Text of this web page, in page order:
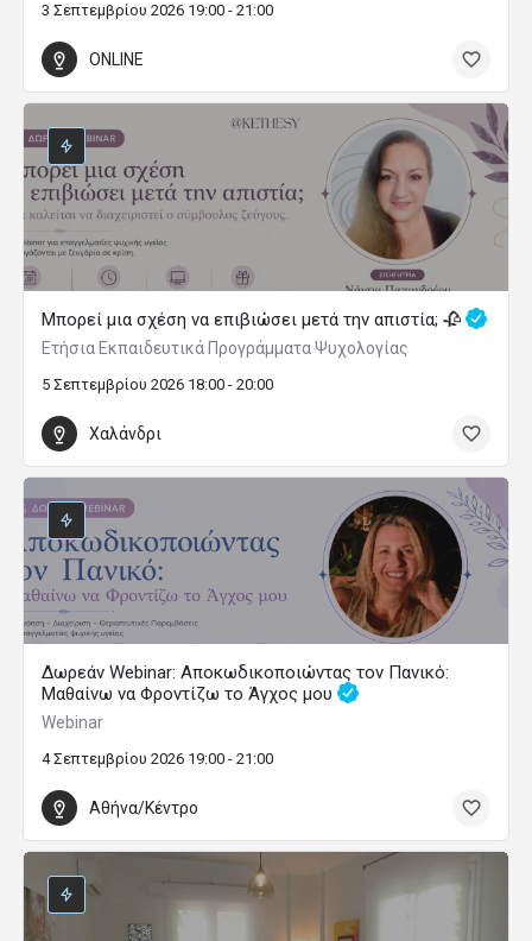
3 Σεπτεμβρίου 2026 19:00 - 21:00
ONLINE
Μπορεί μια σχέση να επιβιώσει μετά την απιστία; 🥀
Ετήσια Εκπαιδευτικά Προγράμματα Ψυχολογίας
5 Σεπτεμβρίου 2026 18:00 - 20:00
Χαλάνδρι
Δωρεάν Webinar: Αποκωδικοποιώντας τον Πανικό:
Μαθαίνω να Φροντίζω το Άγχος μου
Webinar
4 Σεπτεμβρίου 2026 19:00 - 21:00
Αθήνα/Κέντρο